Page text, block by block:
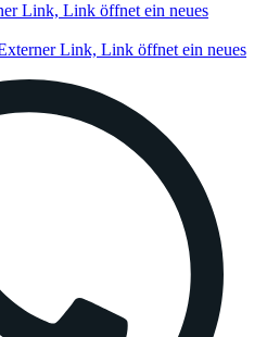
Link, Link öffnet ein neues
Link, Link öffnet ein neues